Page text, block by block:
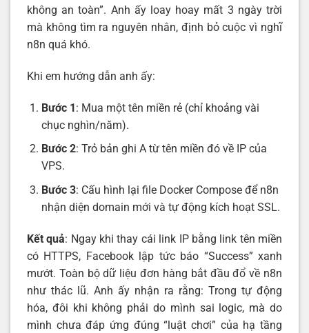
không an toàn”. Anh ấy loay hoay mất 3 ngày trời
mà không tìm ra nguyên nhân, định bỏ cuộc vì nghĩ
n8n quá khó.
Khi em hướng dẫn anh ấy:
Bước 1: Mua một tên miền rẻ (chỉ khoảng vài
chục nghìn/năm).
Bước 2: Trỏ bản ghi A từ tên miền đó về IP của
VPS.
Bước 3: Cấu hình lại file Docker Compose để n8n
nhận diện domain mới và tự động kích hoạt SSL.
Kết quả: Ngay khi thay cái link IP bằng link tên miền
có HTTPS, Facebook lập tức báo “Success” xanh
mướt. Toàn bộ dữ liệu đơn hàng bắt đầu đổ về n8n
như thác lũ. Anh ấy nhận ra rằng: Trong tự động
hóa, đôi khi không phải do mình sai logic, mà do
mình chưa đáp ứng đúng “luật chơi” của hạ tầng